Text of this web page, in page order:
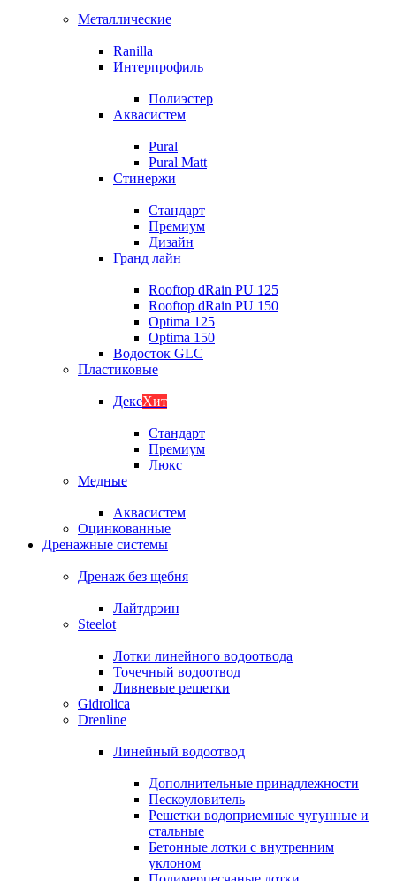
Металлические
Ranilla
Интерпрофиль
Полиэстер
Аквасистем
Pural
Pural Matt
Стинержи
Стандарт
Премиум
Дизайн
Гранд лайн
Rooftop dRain PU 125
Rooftop dRain PU 150
Optima 125
Optima 150
Водосток GLC
Пластиковые
ДекеХит
Стандарт
Премиум
Люкс
Медные
Аквасистем
Оцинкованные
Дренажные системы
Дренаж без щебня
Лайтдрэин
Steelot
Лотки линейного водоотвода
Точечный водоотвод
Ливневые решетки
Gidrolica
Drenline
Линейный водоотвод
Дополнительные принадлежности
Пескоуловитель
Решетки водоприемные чугунные и
стальные
Бетонные лотки с внутренним
уклоном